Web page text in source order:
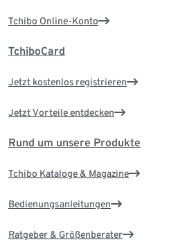
Tchibo Online-Konto
TchiboCard
Jetzt kostenlos registrieren
Jetzt Vorteile entdecken
Rund um unsere Produkte
Tchibo Kataloge & Magazine
Bedienungsanleitungen
Ratgeber & Größenberater